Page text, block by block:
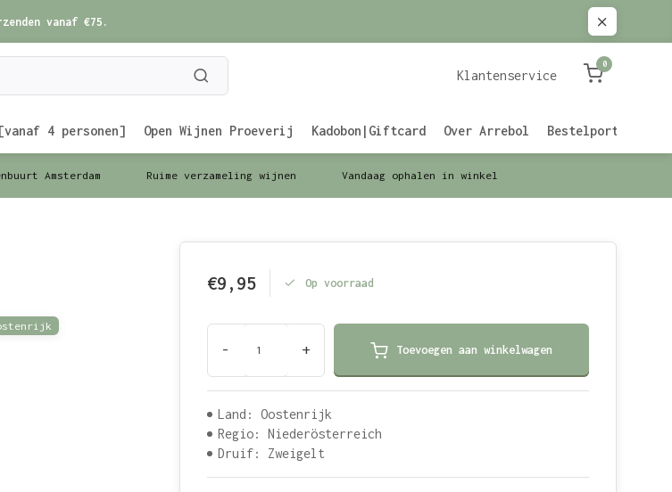
vanaf €75.
Klantenservice
0
4 personen] Open Wijnen Proeverij Kadobon|Giftcard Over Arrebol Bestelportaal
Amsterdam Ruime verzameling wijnen Vandaag ophalen in winkel
€9,95 Op voorraad
- + Toevoegen aan winkelwagen
Land: Oostenrijk
Regio: Niederösterreich
Druif: Zweigelt